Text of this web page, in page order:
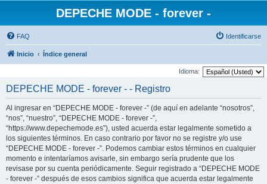
DEPECHE MODE - forever -
FAQ Identificarse
Inicio Índice general
Idioma:
DEPECHE MODE - forever - - Registro
Al ingresar en “DEPECHE MODE - forever -” (de aquí en adelante “nosotros”,
“nos”, “nuestro”, “DEPECHE MODE - forever -”,
“https://www.depechemode.es”), usted acuerda estar legalmente sometido a
los siguientes términos. En caso contrario por favor no se registre y/o use
“DEPECHE MODE - forever -”. Podemos cambiar estos términos en cualquier
momento e intentaríamos avisarle, sin embargo sería prudente que los
revisase por su cuenta periódicamente. Seguir registrado a “DEPECHE MODE
- forever -” después de esos cambios significa que acuerda estar legalmente